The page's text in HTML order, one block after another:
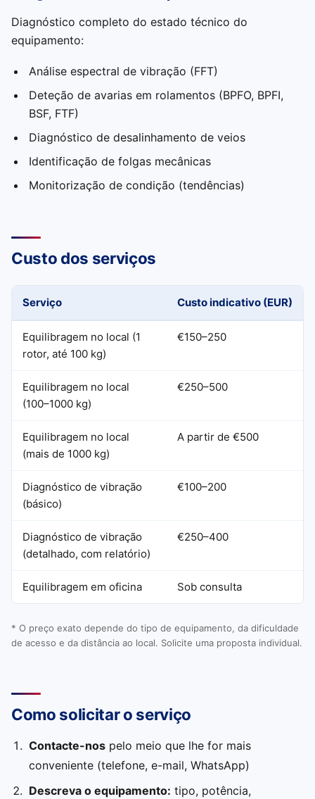
Diagnóstico completo do estado técnico do
equipamento:
Análise espectral de vibração (FFT)
Deteção de avarias em rolamentos (BPFO, BPFI,
BSF, FTF)
Diagnóstico de desalinhamento de veios
Identificação de folgas mecânicas
Monitorização de condição (tendências)
Custo dos serviços
Serviço Custo indicativo (EUR)
Equilibragem no local (1
rotor, até 100 kg)
€150–250
Equilibragem no local
(100–1000 kg)
€250–500
Equilibragem no local
(mais de 1000 kg)
A partir de €500
Diagnóstico de vibração
(básico)
€100–200
Diagnóstico de vibração
(detalhado, com relatório)
€250–400
Equilibragem em oficina Sob consulta
* O preço exato depende do tipo de equipamento, da dificuldade
de acesso e da distância ao local. Solicite uma proposta individual.
Como solicitar o serviço
Contacte-nospelo meio que lhe for mais
conveniente (telefone, e-mail, WhatsApp)
Descreva o equipamento: tipo, potência,